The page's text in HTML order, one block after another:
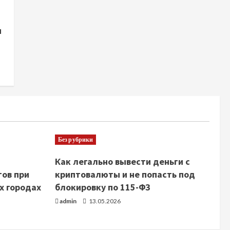
при
городах
Без рубрики
Как легально вывести деньги с
криптовалюты и не попасть под
блокировку по 115-ФЗ
admin 13.05.2026